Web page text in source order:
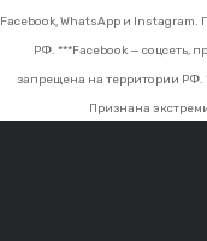
Facebook, WhatsApp и
РФ. ***Facebook — соцсеть,
запрещена на территории РФ.
Признана